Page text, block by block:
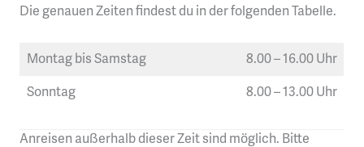
Die genauen Zeiten findest du in der folgenden Tabelle.
Montag bis Samstag 8.00 – 16.00 Uhr
Sonntag 8.00 – 13.00 Uhr
Anreisen außerhalb dieser Zeit sind möglich. Bitte